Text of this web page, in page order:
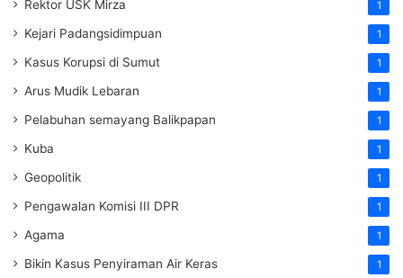
Rektor USK Mirza 1
Kejari Padangsidimpuan 1
Kasus Korupsi di Sumut 1
Arus Mudik Lebaran 1
Pelabuhan semayang Balikpapan 1
Kuba 1
Geopolitik 1
Pengawalan Komisi III DPR 1
Agama 1
Bikin Kasus Penyiraman Air Keras 1